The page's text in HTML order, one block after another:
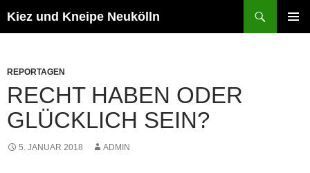
Inhalt
Kiez und Kneipe Neukölln
REPORTAGEN
RECHT HABEN ODER
GLÜCKLICH SEIN?
5. JANUAR 2018 ADMIN